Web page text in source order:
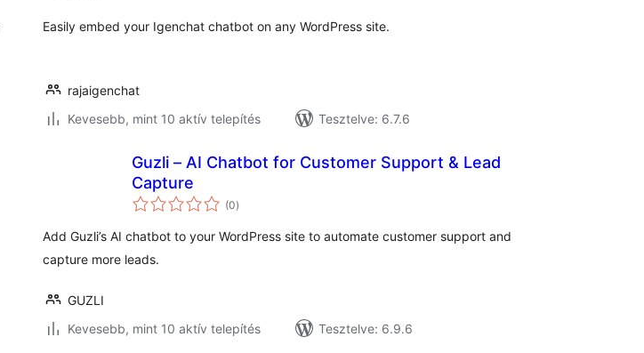
Easily embed your Igenchat chatbot on any WordPress site.
rajaigenchat
Kevesebb, mint 10 aktív telepítés
Tesztelve: 6.7.6
Guzli – AI Chatbot for Customer Support & Lead
Capture
(0értékelés
összesen
)
Add Guzli’s AI chatbot to your WordPress site to automate customer support and
capture more leads.
GUZLI
Kevesebb, mint 10 aktív telepítés
Tesztelve: 6.9.6